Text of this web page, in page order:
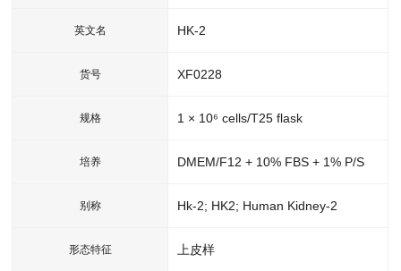
英文名 HK-2
货号 XF0228
规格 1 × 10⁶ cells/T25 flask
培养 DMEM/F12 + 10% FBS + 1% P/S
别称 Hk-2; HK2; Human Kidney-2
形态特征 上皮样